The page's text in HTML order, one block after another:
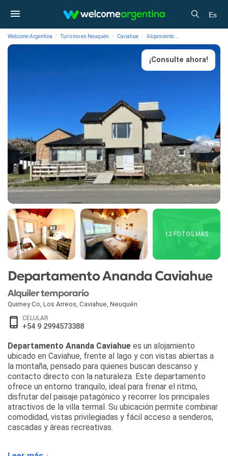
Es
Welcome Argentina Turismo en Neuquén Caviahue Alojamiento
¡Consulte ahora!
12 FOTOS MÁS
Departamento Ananda Caviahue
Alquiler temporario
Quimey Co, Los Arreos Caviahue Neuquén
CELULAR
+54 9 2994573388
Departamento Ananda Caviahue es un alojamiento
ubicado en Caviahue, frente al lago y con vistas abiertas a
la montaña, pensado para quienes buscan descanso y
contacto directo con la naturaleza. Este departamento
ofrece un entorno tranquilo, ideal para frenar el ritmo,
disfrutar del paisaje patagónico y recorrer los principales
atractivos de la villa termal. Su ubicación permite combinar
comodidad, vistas privilegiadas y fácil acceso a senderos,
cascadas y áreas recreativas.